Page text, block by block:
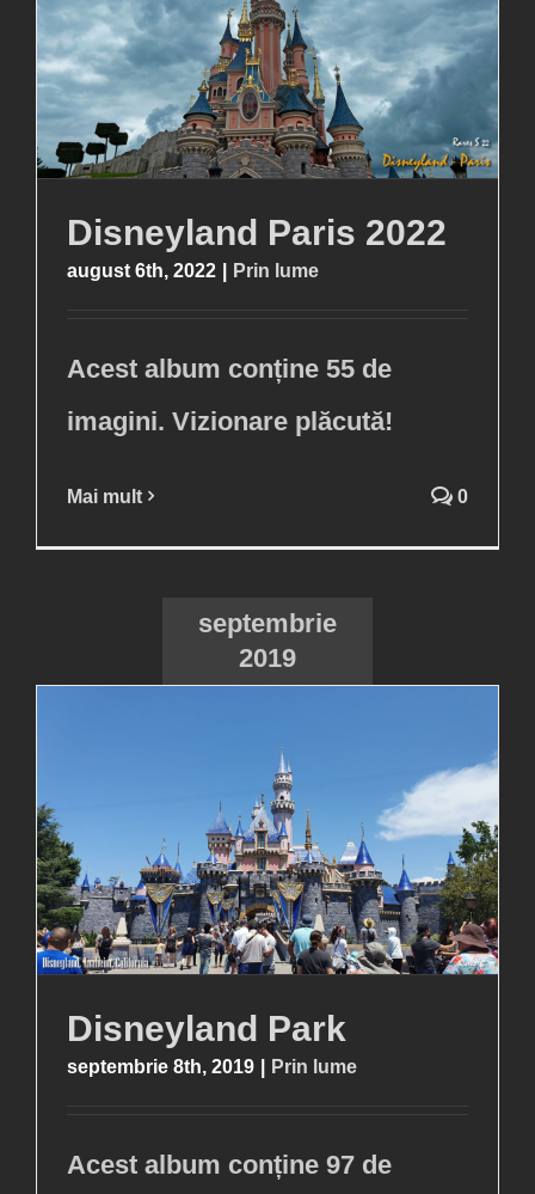
Disneyland Paris 2022
august 6th, 2022 Prin lume
Acest album conține 55 de
imagini. Vizionare plăcută!
Mai mult 0
septembrie
2019
Disneyland Park
septembrie 8th, 2019 Prin lume
Acest album conține 97 de